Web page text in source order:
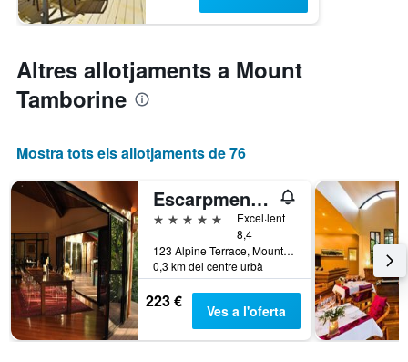
Altres allotjaments a Mount
Tamborine
Mostra tots els allotjaments de 76
Escarpment Retreat & Day Spa for Couples
5 estrelles
Excel·lent
8,4
123 Alpine Terrace, Mount Tamborine, QLD, Austràlia
0,3 km del centre urbà
223 € Ves a l'oferta